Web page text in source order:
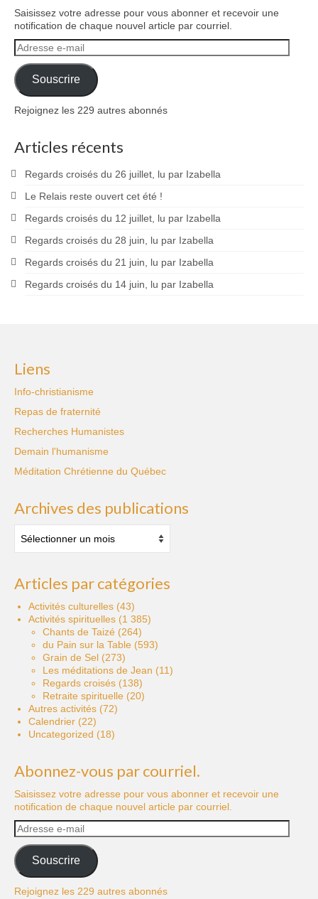
Saisissez votre adresse pour vous abonner et recevoir une
notification de chaque nouvel article par courriel.
Adresse
e-
mail
Souscrire
Rejoignez les 229 autres abonnés
Articles récents
Regards croisés du 26 juillet, lu par Izabella
Le Relais reste ouvert cet été !
Regards croisés du 12 juillet, lu par Izabella
Regards croisés du 28 juin, lu par Izabella
Regards croisés du 21 juin, lu par Izabella
Regards croisés du 14 juin, lu par Izabella
Liens
Info-christianisme
Repas de fraternité
Recherches Humanistes
Demain l'humanisme
Méditation Chrétienne du Québec
Archives des publications
des
publications
Articles par catégories
Activités culturelles (43)
Activités spirituelles (1 385)
Chants de Taizé (264)
du Pain sur la Table (593)
Grain de Sel (273)
Les méditations de Jean (11)
Regards croisés (138)
Retraite spirituelle (20)
Autres activités (72)
Calendrier (22)
Uncategorized (18)
Abonnez-vous par courriel.
Saisissez votre adresse pour vous abonner et recevoir une
notification de chaque nouvel article par courriel.
Adresse
e-
mail
Souscrire
Rejoignez les 229 autres abonnés